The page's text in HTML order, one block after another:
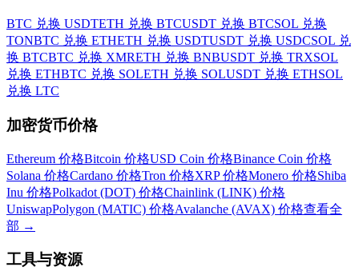
BTC 兑换 USDTETH 兑换 BTCUSDT 兑换 BTCSOL 兑换
TONBTC 兑换 ETHETH 兑换 USDTUSDT 兑换 USDCSOL 兑
换 BTCBTC 兑换 XMRETH 兑换 BNBUSDT 兑换 TRXSOL
兑换 ETHBTC 兑换 SOLETH 兑换 SOLUSDT 兑换 ETHSOL
兑换 LTC
加密货币价格
Ethereum 价格Bitcoin 价格USD Coin 价格Binance Coin 价格
Solana 价格Cardano 价格Tron 价格XRP 价格Monero 价格Shiba
Inu 价格Polkadot (DOT) 价格Chainlink (LINK) 价格
UniswapPolygon (MATIC) 价格Avalanche (AVAX) 价格查看全
部 →
工具与资源